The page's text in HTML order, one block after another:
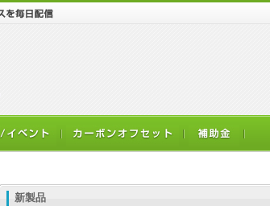
新製品